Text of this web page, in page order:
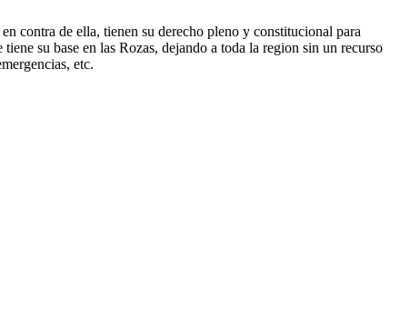
contra de ella, tienen su derecho pleno y constitucional para
su base en las Rozas, dejando a toda la region sin un recurso
etc.